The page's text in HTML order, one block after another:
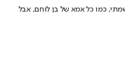
כמו כל אמא של בן לוחם, אבל